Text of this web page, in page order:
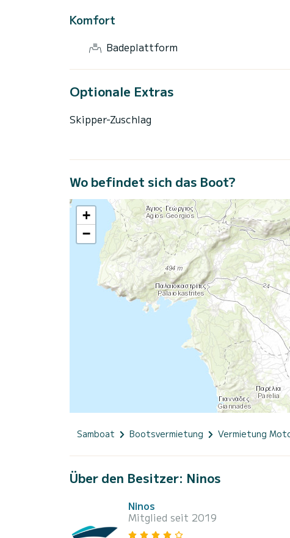
Komfort
Badeplattform
Optionale Extras
Skipper-Zuschlag
Wo befindet sich das Boot?
+
−
Samboat Bootsvermietung Vermietung
Über den Besitzer: Ninos
Ninos
Mitglied seit 2019